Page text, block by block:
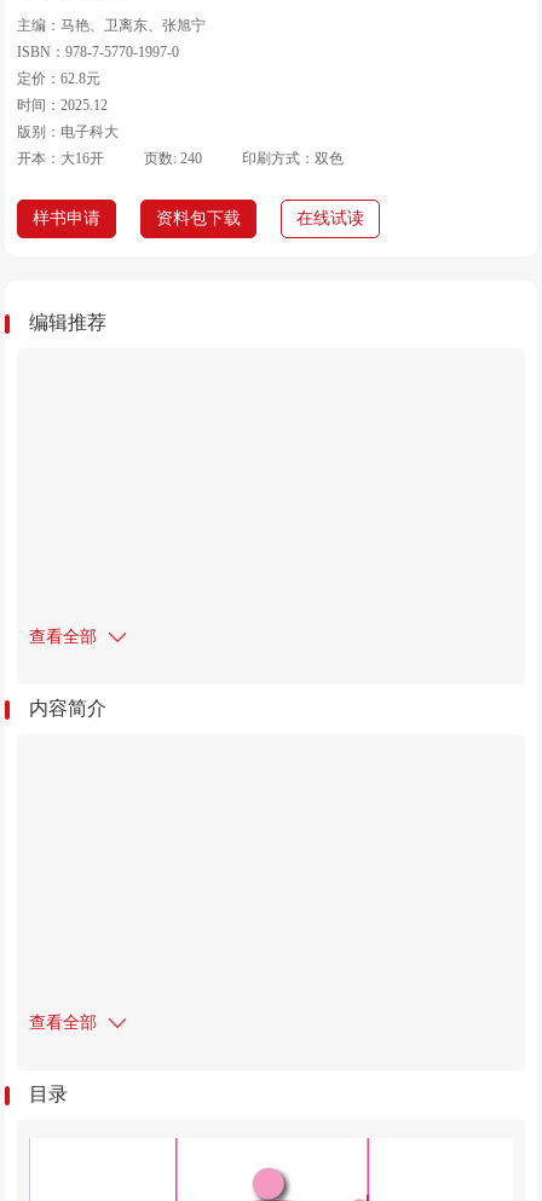
主编：马艳、卫离东、张旭宁
ISBN：978-7-5770-1997-0
定价：62.8元
时间：2025.12
版别：电子科大
开本：大16开
页数: 240 印刷方式：双色
样书申请 资料包下载 在线试读
编辑推荐
查看全部
内容简介
查看全部
目录